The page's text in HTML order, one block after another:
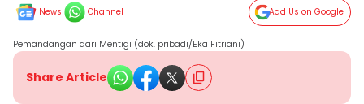
News Channel Add Us on Google
Pemandangan dari Mentigi (dok. pribadi/Eka Fitriani)
Share Article